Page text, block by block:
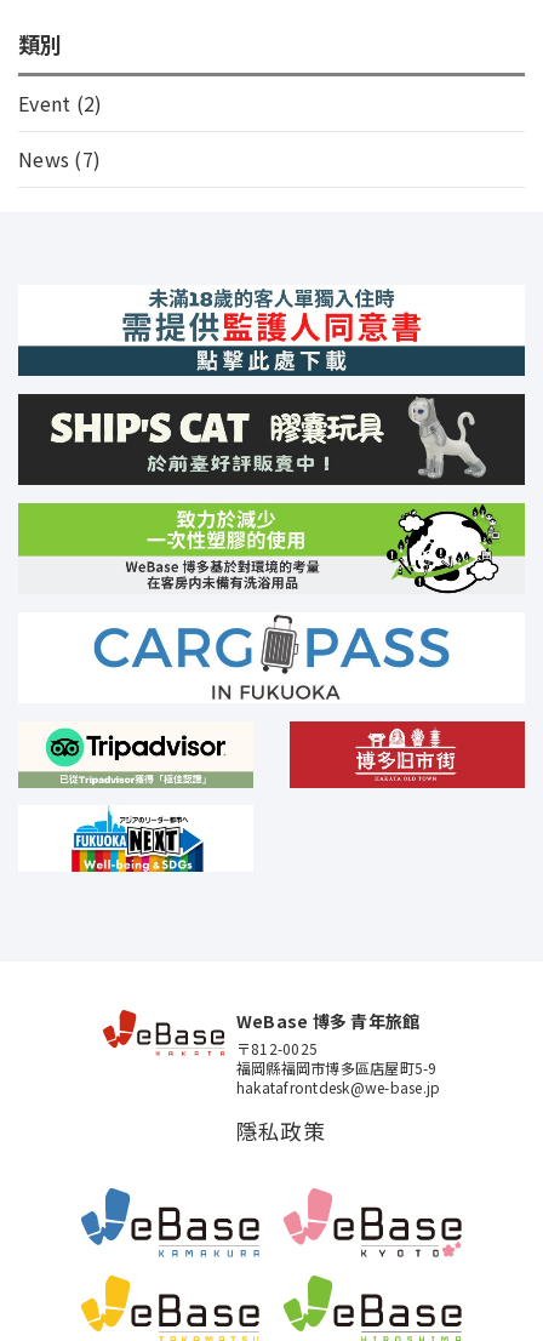
類別
Event (2)
News (7)
WeBase 博多 青年旅館
〒812-0025
福岡縣福岡市博多區店屋町5-9
hakatafrontdesk@we-base.jp
隱私政策